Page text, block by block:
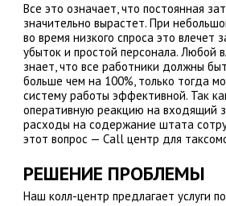
Все это означает, что постоянная
значительно вырастет. При
во время низкого спроса это влечет
убыток и простой персонала. Любой
знает, что все работники должны
больше чем на 100%, только тогда
систему работы эффективной. Так
оперативную реакцию на входящий
расходы на содержание штата
этот вопрос — Call центр для
РЕШЕНИЕ ПРОБЛЕМЫ
Наш колл-центр предлагает услуги